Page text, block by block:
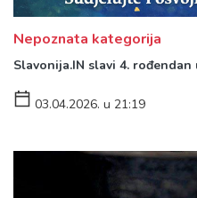
Nepoznata kategorija
Slavonija.IN slavi 4.
03.04.2026. u 21:19